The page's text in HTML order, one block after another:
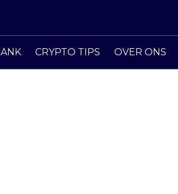
CRYPTO TIPS OVER ONS